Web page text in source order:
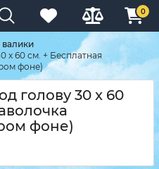
0
x 60 см. + Бесплатная
фоне)
голову 30 x 60
фоне)